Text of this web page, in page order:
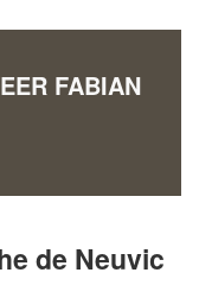
FABIAN
de Neuvic
!
plus